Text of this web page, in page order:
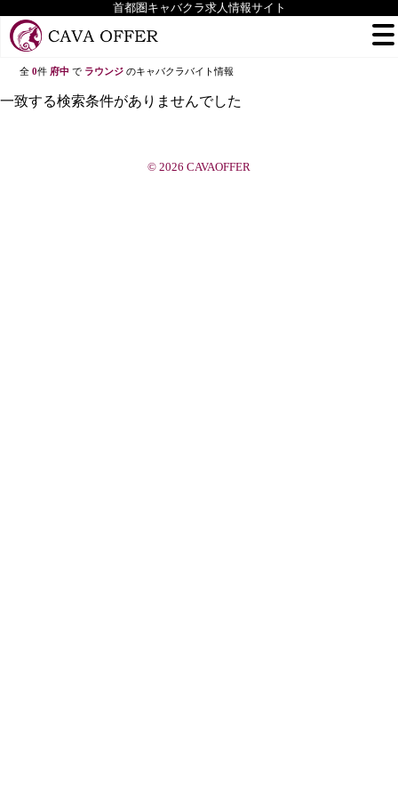
首都圏キャバクラ求人情報サイト
全0件 府中で ラウンジのキャバクラバイト情報
一致する検索条件がありませんでした
© 2026 CAVAOFFER